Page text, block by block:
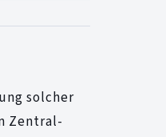
solcher
Zentral-